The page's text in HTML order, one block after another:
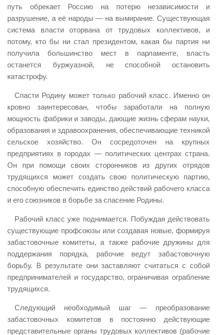
путь обрекает Россию на потерю независимости и
разрушение, а её народы — на вымирание. Существующая
система власти оторвана от трудовых коллективов, и
потому, кто бы ни стал президентом, какая бы партия ни
получила большинство мест в парламенте, власть
останется буржуазной, не способной остановить
катастрофу.
Спасти Родину может только рабочий класс. Именно он
кровно заинтересован, чтобы заработали на полную
мощность фабрики и заводы, дающие жизнь сферам науки,
образования и здравоохранения, обеспечивающие техникой
сельское хозяйство. Он сосредоточен на крупных
предприятиях в городах — политических центрах страна.
Он при помощи своих сторонников из других отрядов
трудящихся может создать свою политическую партию,
способную обеспечить единство действий рабочего класса
и его союзников в борьбе за спасение Родины.
Рабочий класс уже поднимается. Побуждая действовать
существующие профсоюзы или создавая новые, формируя
забастовочные комитеты, а также рабочие дружины для
поддержания порядка, рабочие ведут забастовочную
борьбу. В результате они заставляют считаться с собой
предпринимателей и государство, ограничивая ограбление
трудящихся.
Следующий необходимый шаг — преобразование
забастовочных комитетов в постоянно действующие
представительные органы трудовых коллективов (рабочие